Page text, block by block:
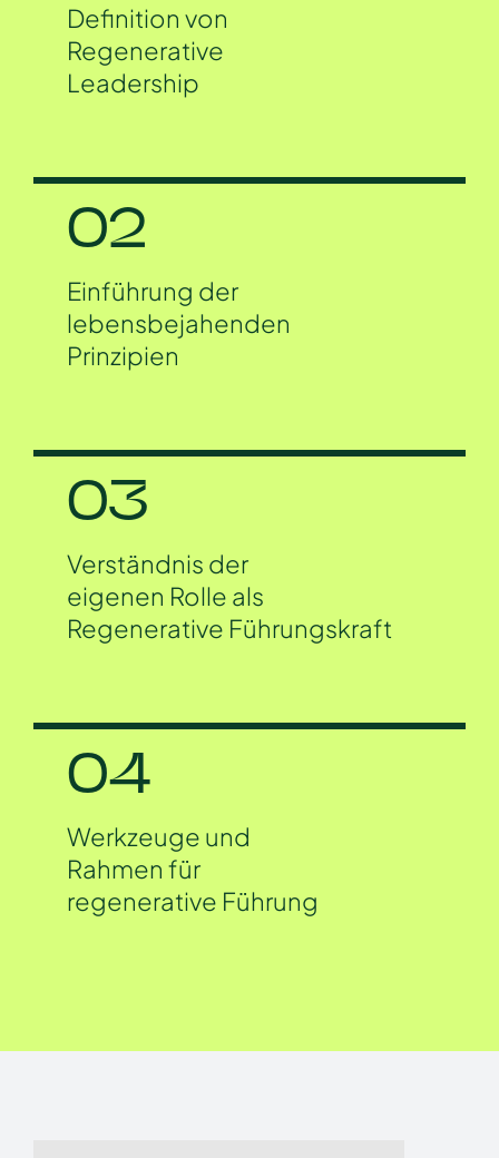
Definition von
Regenerative
Leadership
02
Einführung der
lebensbejahenden
Prinzipien
03
Verständnis der
eigenen Rolle als
Regenerative Führungskraft
04
Werkzeuge und
Rahmen für
regenerative Führung